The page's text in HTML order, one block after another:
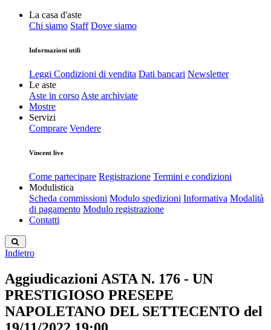
La casa d'aste
Chi siamo Staff Dove siamo
Informazioni utili
Leggi Condizioni di vendita Dati bancari Newsletter
Le aste
Aste in corso Aste archiviate
Mostre
Servizi
Comprare Vendere
Vincent live
Come partecipare Registrazione Termini e condizioni
Modulistica
Scheda commissioni Modulo spedizioni Informativa Modalità
di pagamento Modulo registrazione
Contatti
Indietro
Aggiudicazioni ASTA N. 176 - UN
PRESTIGIOSO PRESEPE
NAPOLETANO DEL SETTECENTO del